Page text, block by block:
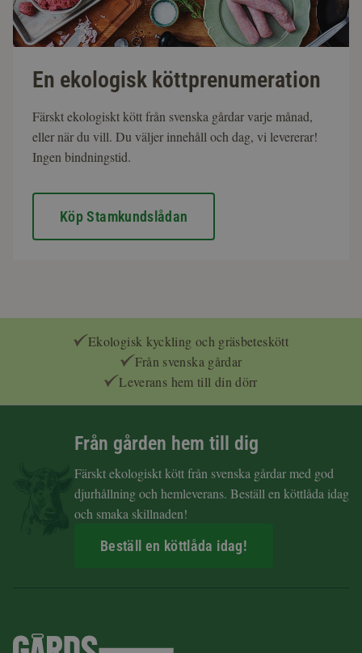
En ekologisk köttprenumeration
Färskt ekologiskt kött från svenska gårdar varje månad,
eller när du vill. Du väljer innehåll och dag, vi levererar!
Ingen bindningstid.
Köp Stamkundslådan
Ekologisk kyckling och gräsbeteskött
Från svenska gårdar
Leverans hem till din dörr
Från gården hem till dig
Färskt ekologiskt kött från svenska gårdar med god
djurhållning och hemleverans. Beställ en köttlåda idag
och smaka skillnaden!
Beställ en köttlåda idag!